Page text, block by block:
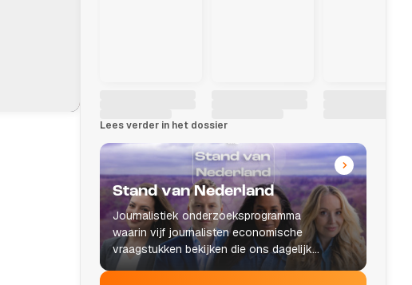
Lees verder in het dossier
Stand van Nederland
Journalistiek onderzoeksprogramma
waarin vijf journalisten economische
vraagstukken bekijken die ons dagelijks
leven raken.